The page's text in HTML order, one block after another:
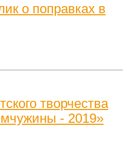
о поправках в
творчества
- 2019»